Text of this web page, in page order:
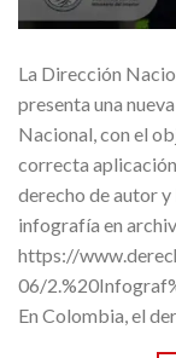
La Dirección
presenta una
Nacional, con el
correcta
derecho de autor y
infografía en
https://
06/
En Colombia, el